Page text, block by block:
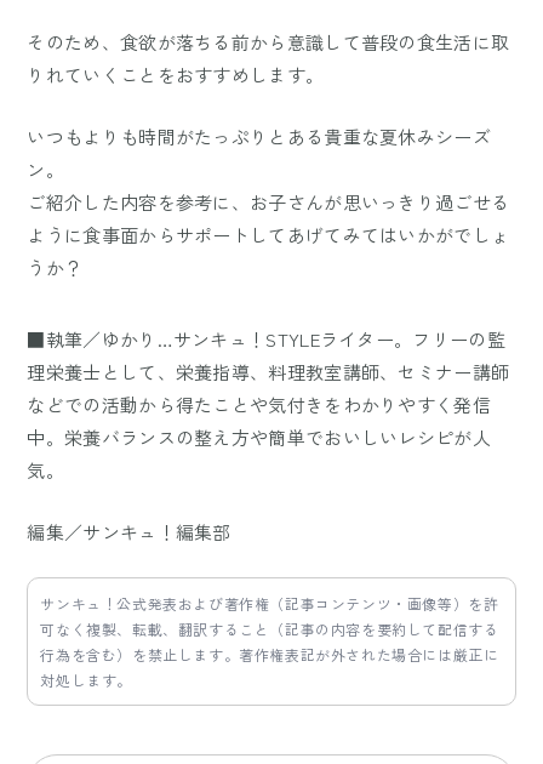
そのため、食欲が落ちる前から意識して普段の食生活に取
りれていくことをおすすめします。
いつもよりも時間がたっぷりとある貴重な夏休みシーズ
ン。
ご紹介した内容を参考に、お子さんが思いっきり過ごせる
ように食事面からサポートしてあげてみてはいかがでしょ
うか？
■執筆／ゆかり…サンキュ！STYLEライター。フリーの監
理栄養士として、栄養指導、料理教室講師、セミナー講師
などでの活動から得たことや気付きをわかりやすく発信
中。栄養バランスの整え方や簡単でおいしいレシピが人
気。
編集／サンキュ！編集部
サンキュ！公式発表および著作権（記事コンテンツ・画像等）を許
可なく複製、転載、翻訳すること（記事の内容を要約して配信する
行為を含む）を禁止します。著作権表記が外された場合には厳正に
対処します。